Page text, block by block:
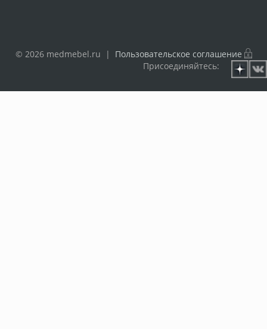
© 2026 medmebel.ru | Пользовательское соглашение
Присоединяйтесь: